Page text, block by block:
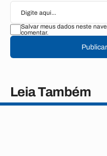
Salvar meus dados neste
comentar.
Leia Também